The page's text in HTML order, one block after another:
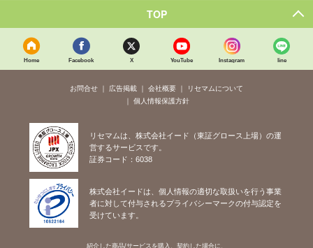
TOP
Home Facebook X YouTube Instagram line
お問合せ 広告掲載 会社概要
リセマムについて
個人情報保護方針
リセマムは、株式会社イード（東証グロース上場）の運
営するサービスです。
証券コード：6038
株式会社イードは、個人情報の適切な取扱いを行う事業
者に対して付与されるプライバシーマークの付与認定を
受けています。
紹介した商品/サービスを購入、契約した場合に、